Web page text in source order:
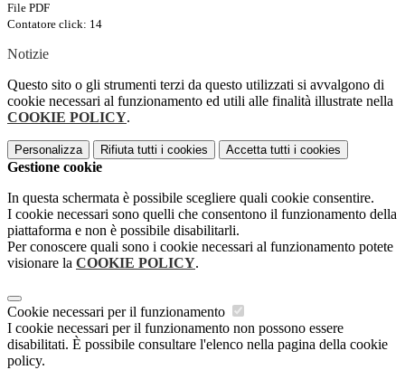
File PDF
Contatore click: 14
Notizie
Questo sito o gli strumenti terzi da questo utilizzati si avvalgono di
cookie necessari al funzionamento ed utili alle finalità illustrate nella
COOKIE POLICY.
Personalizza Rifiuta tutti i cookies Accetta tutti i cookies
Gestione cookie
In questa schermata è possibile scegliere quali cookie consentire.
I cookie necessari sono quelli che consentono il funzionamento della
piattaforma e non è possibile disabilitarli.
Per conoscere quali sono i cookie necessari al funzionamento potete
visionare la COOKIE POLICY.
Cookie necessari per il funzionamento
I cookie necessari per il funzionamento non possono essere
disabilitati. È possibile consultare l'elenco nella pagina della cookie
policy.